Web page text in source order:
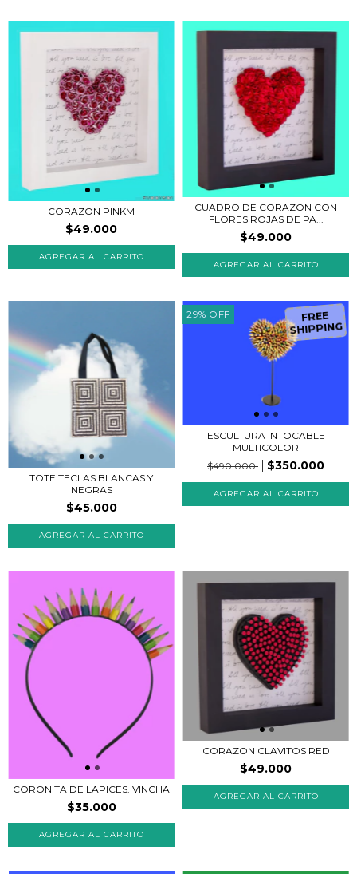
CORAZON PINKM
$49.000
AGREGAR AL CARRITO
CUADRO DE CORAZON CON
FLORES ROJAS DE PA...
$49.000
AGREGAR AL CARRITO
TOTE TECLAS BLANCAS Y
NEGRAS
$45.000
29% OFF FREE
SHIPPING
ESCULTURA INTOCABLE
MULTICOLOR
$490.000
$350.000
CORONITA DE LAPICES. VINCHA
$35.000
CORAZON CLAVITOS RED
$49.000
AGREGAR AL CARRITO